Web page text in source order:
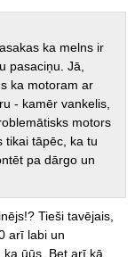
ka melns ir
pasaciņu. Jā,
ka motoram ar
- kamēr vankelis,
motors
tikai tāpēc, ka tu
pa dārgo un
Tieši tavējais,
arī labi un
ūūs. Bet arī kā